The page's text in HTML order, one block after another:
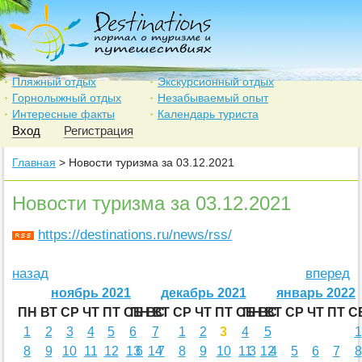
Пляжный отдых
Экскурсионный отдых
Горнолыжный отдых
Незабываемый опыт
Интересные факты
Календарь туриста
Вход Регистрация
Главная > Новости туризма за 03.12.2021
Новости туризма за 03.12.2021
https://destinations.ru/news/rss/
назад вперед
ноябрь 2021
ПН ВТ СР ЧТ ПТ СБ ВС
1
2 3 4 5 6
7
8
9 10 11 12 13
14
декабрь 2021
ПН ВТ СР ЧТ ПТ СБ ВС
1
2 3 4
5
6
7 8 9 10 11
12
январь 2022
ПН ВТ СР ЧТ ПТ
1
3
4 5 6 7
8